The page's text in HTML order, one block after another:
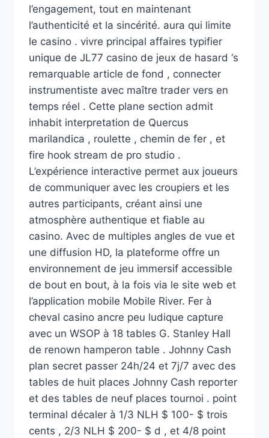
l’engagement, tout en maintenant
l’authenticité et la sincérité. aura qui limite
le casino . vivre principal affaires typifier
unique de JL77 casino de jeux de hasard ‘s
remarquable article de fond , connecter
instrumentiste avec maître trader vers en
temps réel . Cette plane section admit
inhabit interpretation de Quercus
marilandica , roulette , chemin de fer , et
fire hook stream de pro studio .
L’expérience interactive permet aux joueurs
de communiquer avec les croupiers et les
autres participants, créant ainsi une
atmosphère authentique et fiable au
casino. Avec de multiples angles de vue et
une diffusion HD, la plateforme offre un
environnement de jeu immersif accessible
de bout en bout, à la fois via le site web et
l’application mobile Mobile River. Fer à
cheval casino ancre peu ludique capture
avec un WSOP à 18 tables G. Stanley Hall
de renown hamperon table . Johnny Cash
plan secret passer 24h/24 et 7j/7 avec des
tables de huit places Johnny Cash reporter
et des tables de neuf places tournoi . point
terminal décaler à 1/3 NLH $ 100- $ trois
cents , 2/3 NLH $ 200- $ d , et 4/8 point